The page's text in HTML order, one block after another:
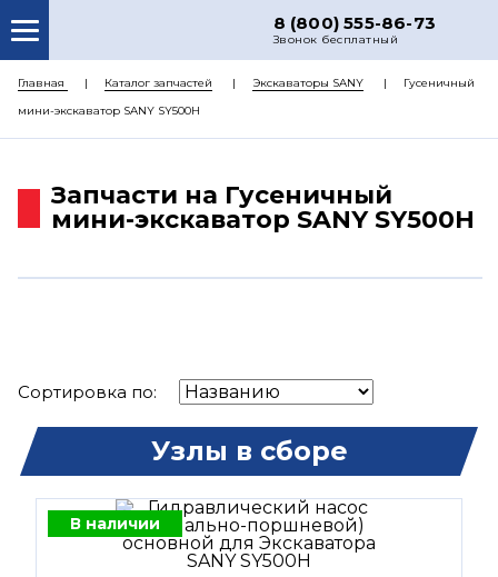
8 (800) 555-86-73
Звонок бесплатный
О НАС
КАТАЛОГ ЗАПЧАСТЕЙ
ДОСТАВКА
Главная Каталог запчастей Экскаваторы SANY
Гусеничный
мини-экскаватор SANY SY500H
Запчасти на Гусеничный
мини-экскаватор SANY SY500H
Сортировка по:
Узлы в сборе
В наличии